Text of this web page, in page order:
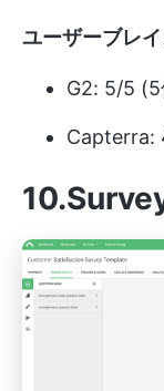
ユーザーブレ
G2: 5/5 (5
Capterra: